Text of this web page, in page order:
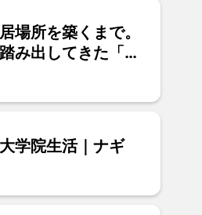
場所を築くまで。
み出してきた「わ
田中美聡
学院生活｜ナギ